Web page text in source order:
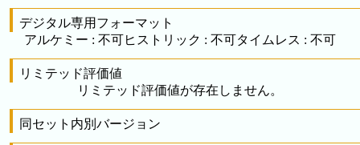
デジタル専用フォーマット
アルケミー : 不可ヒストリック : 不可タイムレス : 不可
リミテッド評価値
リミテッド評価値が存在しません。
同セット内別バージョン